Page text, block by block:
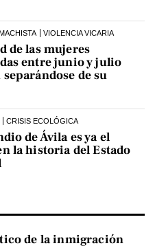
VIOLENCIA VICARIA
de las mujeres
entre junio y julio
separándose de su
CRISIS ECOLÓGICA
de Ávila es ya el
la historia del Estado
de la inmigración